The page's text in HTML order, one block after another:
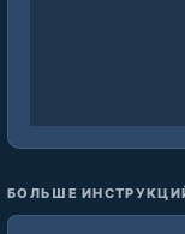
БОЛЬШЕ